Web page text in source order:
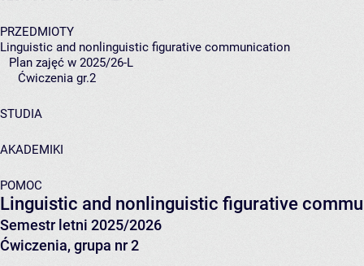
PRZEDMIOTY
Linguistic and nonlinguistic figurative communication
Plan zajęć w 2025/26-L
Ćwiczenia gr.2
STUDIA
AKADEMIKI
POMOC
Linguistic and nonlinguistic figurative
Semestr letni 2025/2026
Ćwiczenia, grupa nr 2